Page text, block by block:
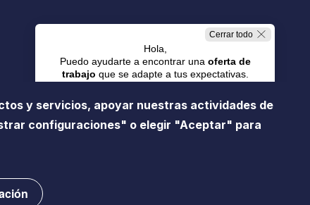
de prensaGestión de cookiesMapa de sitio
contacto con nosotros
y servicios, apoyar nuestras actividades de
configuraciones" o elegir "Aceptar" para
Cerrar todo
Hola,
Puedo ayudarte a encontrar una oferta de
trabajo que se adapte a tus expectativas.